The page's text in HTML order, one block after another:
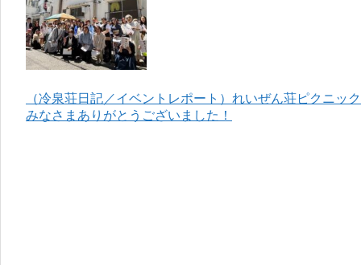
（冷泉荘日記／イベントレポート）れいぜん荘ピクニッ
みなさまありがとうございました！